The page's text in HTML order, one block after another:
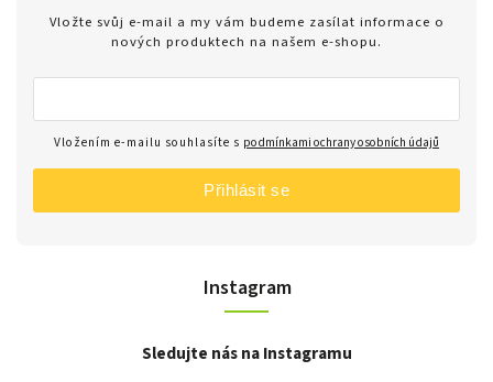
Instagram
Sledujte nás na Instagramu
Vložte svůj e-mail a my vám budeme zasílat informace o
nových produktech na našem e-shopu.
Vložením e-mailu souhlasíte s podmínkami ochrany osobních údajů
Přihlásit se